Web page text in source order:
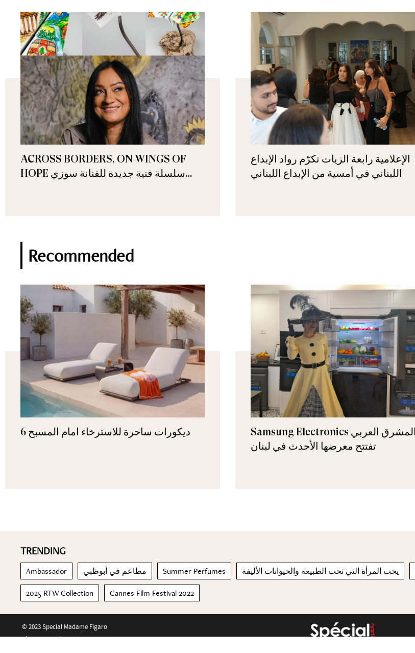
ACROSS BORDERS, ON WINGS OF
HOPE سلسلة فنية جديدة للفنانة سوزي
الإعلامية رابعة الزيات تكرّم رواد الإبداع
اللبناني في أمسية من الإبداع اللبناني
Recommended
6 ديكورات ساحرة للاسترخاء امام المسبح
Samsung Electronics المشرق العربي
تفتتح معرضها الأحدث في لبنان
TRENDING
Ambassador مطاعم في أبوظبي Summer Perfumes يحب المرأة التي تحب الطبيعة والحيوانات الأليفة
2025 RTW Collection Cannes Film Festival 2022
© 2023 Special Madame Figaro
About us Contact us